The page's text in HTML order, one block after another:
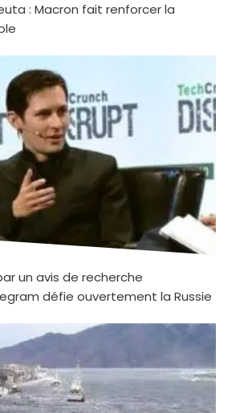
: Macron fait renforcer la
un avis de recherche
défie ouvertement la Russie